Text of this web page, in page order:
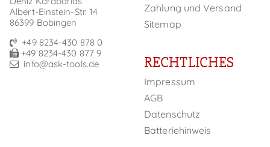
Albert-Einstein-Str. 14
86399 Bobingen
+49 8234-430 878 0
+49 8234-430 877 9
info@ask-tools.de
Zahlung und Versand
Sitemap
RECHTLICHES
Impressum
AGB
Datenschutz
Batteriehinweis